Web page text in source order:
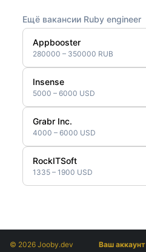
Ещё вакансии Ruby engineer
Appbooster
280000 – 350000 RUB
Insense
5000 – 6000 USD
Grabr Inc.
4000 – 6000 USD
RockITSoft
1335 – 1900 USD
© 2026 Jooby.dev Ваш аккаунт